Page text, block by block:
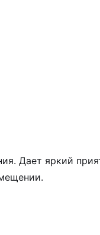
Дает яркий